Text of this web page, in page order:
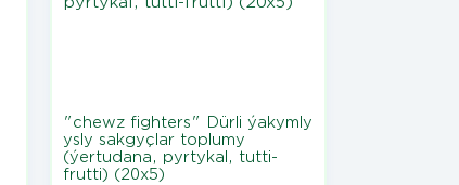
"chewz fighters" Dürli ýakymly
ysly sakgyçlar toplumy
(ýertudana, pyrtykal, tutti-
frutti) (20x5)